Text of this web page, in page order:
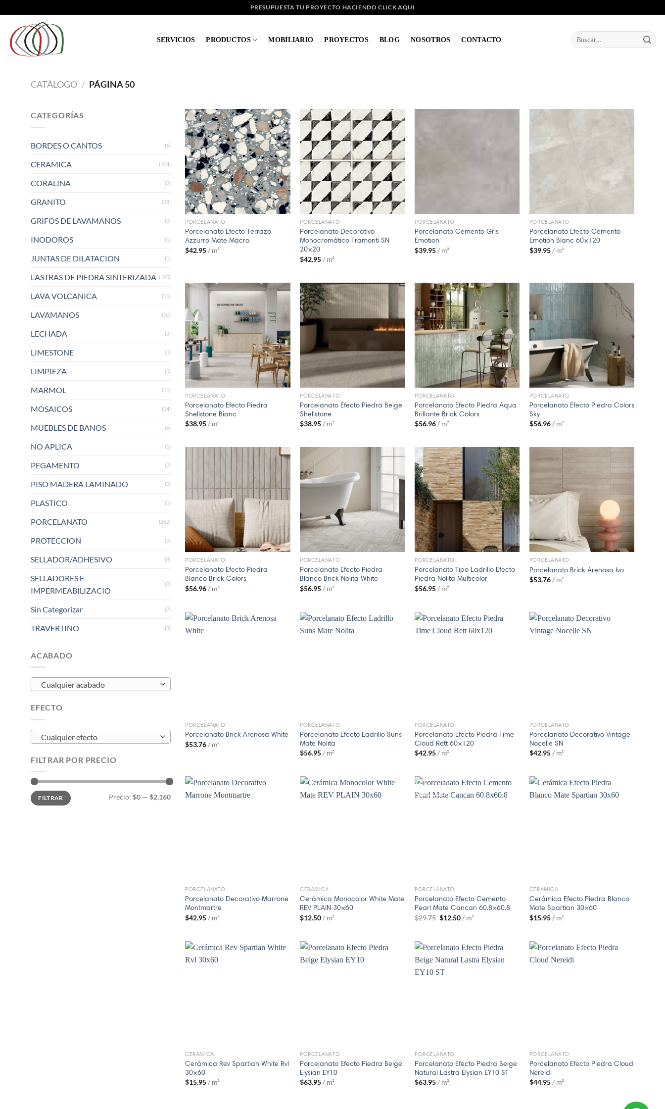
al
contenido
PRESUPUESTA TU PROYECTO HACIENDO CLICK AQUI
SERVICIOS PRODUCTOS MOBILIARIO PROYECTOS BLOG NOSOTROS CONTACTO
Buscar
por:
CATÁLOGO / PÁGINA 50
CATEGORÍAS
BORDES O CANTOS (6)
CERAMICA (104)
CORALINA (2)
GRANITO (38)
GRIFOS DE LAVAMANOS (3)
INODOROS (1)
JUNTAS DE DILATACION (1)
LASTRAS DE PIEDRA SINTERIZADA (195)
LAVA VOLCANICA (11)
LAVAMANOS (10)
LECHADA (3)
LIMESTONE (3)
LIMPIEZA (5)
MARMOL (11)
MOSAICOS (14)
MUEBLES DE BANOS (5)
NO APLICA (1)
PEGAMENTO (2)
PISO MADERA LAMINADO (2)
PLASTICO (1)
PORCELANATO (262)
PROTECCION (9)
SELLADOR/ADHESIVO (8)
SELLADORES E
IMPERMEABILIZACIO
(2)
Sin Categorizar (7)
TRAVERTINO (3)
ACABADO
Cualquier acabado
EFECTO
Cualquier efecto
FILTRAR POR PRECIO
Precio
mínimo
Precio
máximo
FILTRAR Precio: $0— $2,160
PORCELANATO
Porcelanato Efecto Terrazo
Azzurro Mate Macro
$42.95/ m²
PORCELANATO
Porcelanato Decorativo
Monocromático Tramonti SN
20×20
$42.95/ m²
PORCELANATO
Porcelanato Cemento Gris
Emotion
$39.95/ m²
PORCELANATO
Porcelanato Efecto Cemento
Emotion Blanc 60×120
$39.95/ m²
PORCELANATO
Porcelanato Efecto Piedra
Shellstone Bianc
$38.95/ m²
PORCELANATO
Porcelanato Efecto Piedra Beige
Shellstone
$38.95/ m²
PORCELANATO
Porcelanato Efecto Piedra Aqua
Brillante Brick Colors
$56.96/ m²
PORCELANATO
Porcelanato Efecto Piedra Colors
Sky
$56.96/ m²
PORCELANATO
Porcelanato Efecto Piedra
Blanco Brick Colors
$56.96/ m²
PORCELANATO
Porcelanato Efecto Piedra
Blanco Brick Nolita White
$56.95/ m²
PORCELANATO
Porcelanato Tipo Ladrillo Efecto
Piedra Nolita Multicolor
$56.95/ m²
PORCELANATO
Porcelanato Brick Arenosa Ivo
$53.76/ m²
PORCELANATO
Porcelanato Brick Arenosa White
$53.76/ m²
PORCELANATO
Porcelanato Efecto Ladrillo Suns
Mate Nolita
$56.95/ m²
PORCELANATO
Porcelanato Efecto Piedra Time
Cloud Rett 60×120
$42.95/ m²
PORCELANATO
Porcelanato Decorativo Vintage
Nocelle SN
$42.95/ m²
PORCELANATO
Porcelanato Decorativo Marrone
Montmartre
$42.95/ m²
CERAMICA
Cerámica Monocolor White Mate
REV PLAIN 30×60
$12.50/ m²
¡Oferta!
PORCELANATO
Porcelanato Efecto Cemento
Pearl Mate Cancan 60.8×60.8
$29.75 $12.50/ m²
CERAMICA
Cerámica Efecto Piedra Blanco
Mate Spartian 30×60
$15.95/ m²
CERAMICA
Cerámica Rev Spartian White Rvl
30×60
$15.95/ m²
PORCELANATO
Porcelanato Efecto Piedra Beige
Elysian EY10
$63.95/ m²
PORCELANATO
Porcelanato Efecto Piedra Beige
Natural Lastra Elysian EY10 ST
$63.95/ m²
PORCELANATO
Porcelanato Efecto Piedra Cloud
Nereidi
$44.95/ m²